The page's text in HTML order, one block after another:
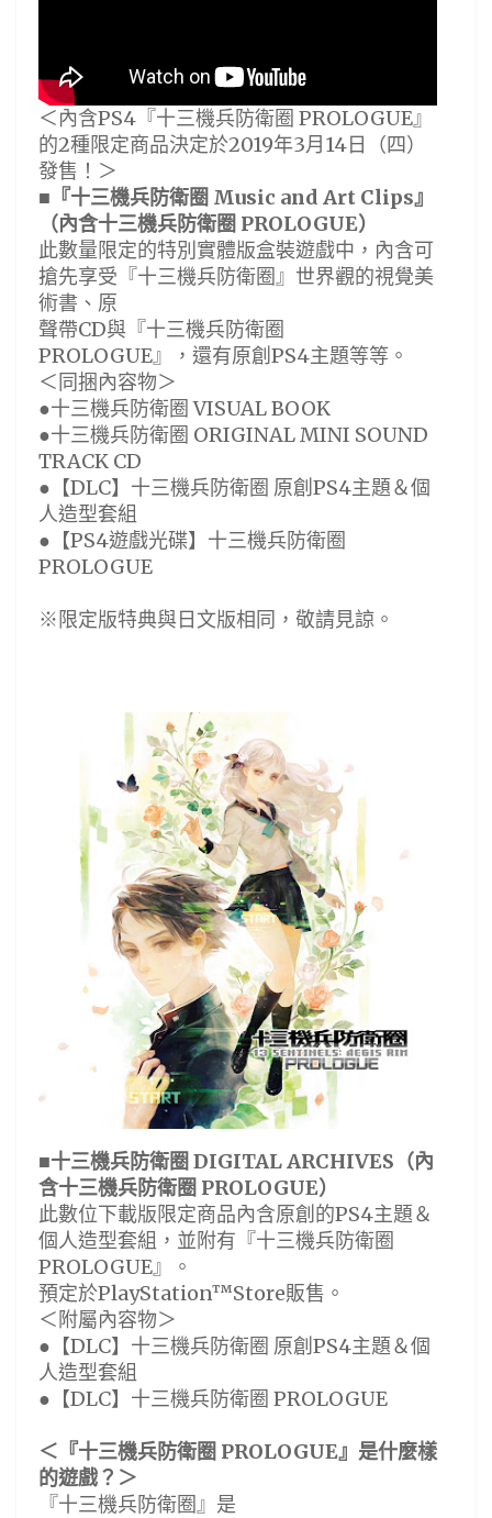
＜內含PS4『十三機兵防衛圈 PROLOGUE』
的2種限定商品決定於2019年3月14日（四）
發售！＞
■『十三機兵防衛圈 Music and Art Clips』
（內含十三機兵防衛圈 PROLOGUE）
此數量限定的特別實體版盒裝遊戲中，內含可
搶先享受『十三機兵防衛圈』世界觀的視覺美
術書、原
聲帶CD與『十三機兵防衛圈
PROLOGUE』，還有原創PS4主題等等。
＜同捆內容物＞
●十三機兵防衛圈 VISUAL BOOK
●十三機兵防衛圈 ORIGINAL MINI SOUND
TRACK CD
●【DLC】十三機兵防衛圈 原創PS4主題＆個
人造型套組
●【PS4遊戲光碟】十三機兵防衛圈
PROLOGUE
※限定版特典與日文版相同，敬請見諒。
■十三機兵防衛圈 DIGITAL ARCHIVES（內
含十三機兵防衛圈 PROLOGUE）
此數位下載版限定商品內含原創的PS4主題＆
個人造型套組，並附有『十三機兵防衛圈
PROLOGUE』。
預定於PlayStation™Store販售。
＜附屬內容物＞
●【DLC】十三機兵防衛圈 原創PS4主題＆個
人造型套組
●【DLC】十三機兵防衛圈 PROLOGUE
＜『十三機兵防衛圈 PROLOGUE』是什麼樣
的遊戲？＞
『十三機兵防衛圈』是